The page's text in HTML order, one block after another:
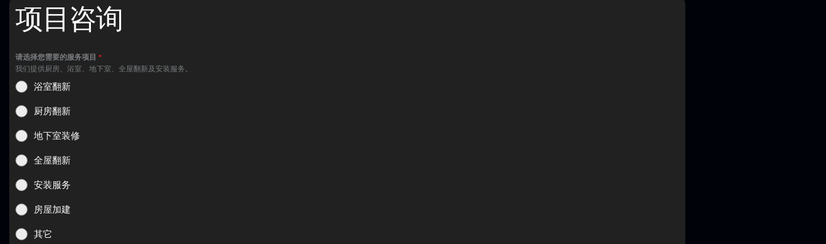
项目咨询
请选择您需要的服务项目 *
我们提供厨房、浴室、地下室、全屋翻新及安装服务。
浴室翻新
厨房翻新
地下室装修
全屋翻新
安装服务
房屋加建
其它